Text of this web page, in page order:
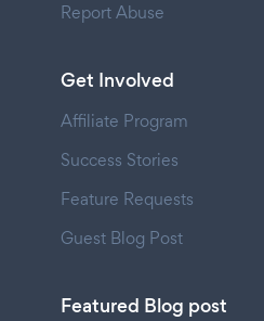
Report Abuse
Get Involved
Affiliate Program
Success Stories
Feature Requests
Guest Blog Post
Featured Blog post